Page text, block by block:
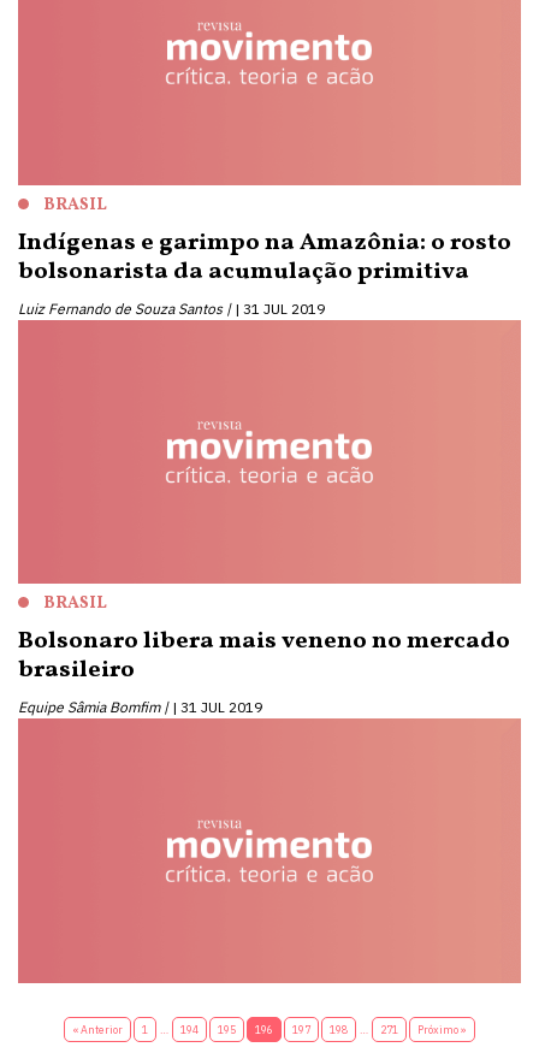
BRASIL
Indígenas e garimpo na Amazônia: o rosto
bolsonarista da acumulação primitiva
Luiz Fernando de Souza Santos | 31 JUL 2019
BRASIL
Bolsonaro libera mais veneno no mercado
brasileiro
Equipe Sâmia Bomfim | 31 JUL 2019
« Anterior 1 194 195 196 197 198 271 Próximo »